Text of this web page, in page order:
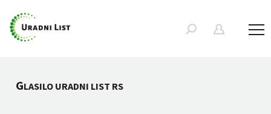
GLASILO URADNI LIST RS